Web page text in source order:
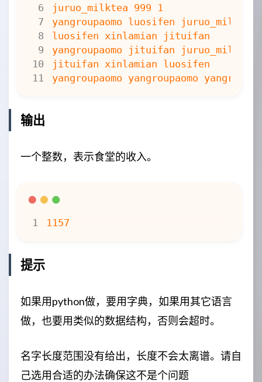
输出
一个整数，表示食堂的收入。
提示
如果用python做，要用字典，如果用其它语言
做，也要用类似的数据结构，否则会超时。
名字长度范围没有给出，长度不会太离谱。请自
己选用合适的办法确保这不是个问题